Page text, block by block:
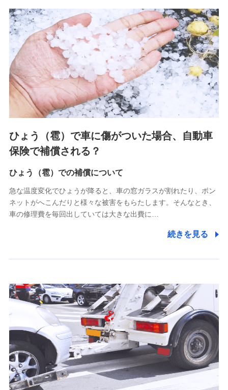
た維持管理等の委託業務遂行のため、またそれらに付帯、関
連する当社および提携会社のサービスを案内、提供するため
（なお、当社は複数の保険会社と取引があり、取得した個人
情報を取引のある他の保険会社の商品・サービスをご提案す
るために利用させていただくことがあります。）
上記に係る連絡・手続き・管理等付帯業務を行うため
3.セミナー募集サイトから取得した個人情報
各種セミナーの案内、開催のため
上記に係る連絡・手続き・管理等付帯業務を行うため
4.家族・友達紹介にて取得した個人情報
被紹介者への連絡、及び当社と取引のあるもしくは委託を受
けている保険会社・提携会社の保険その他に関する情報を提
供し、金融商品等の契約を勧奨するため
アンケートやキャンペーン等の実施のため
上記に係る連絡・手続き・管理等付帯業務を行うため
5.通話録音にて取得する情報
7.社員（従業者）の個人情報
人事･勤怠･健康・労務等の管理、給与支給、福利厚生・採用
退職関連処理等の各種手続きのため、当社と従業員または従
業員同士の連絡のため
8.取引先個人情報
取引先としての選定業務、営業情報の提供業務、契約締結手
続き業務、取引管理業務、およびこれらに準ずる業務の遂行
のため
ひょう（雹）で車に傷がついた場合、自動車
保険で補償される？
ひょう（雹）での補償について
急な温度変化でひょうが降ると、車の窓ガラスが割れたり、ボン
ネットがへこんだりと様々な被害をもらたします。そんなとき、
車の修理費を毎回出していては大きな出費に…
続きを見る